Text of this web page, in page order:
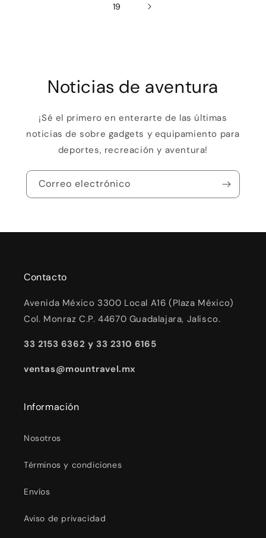
19
Noticias de aventura
¡Sé el primero en enterarte de las últimas
noticias de sobre gadgets y equipamiento para
deportes, recreación y aventura!
Correo electrónico
Contacto
Avenida México 3300 Local A16 (Plaza México)
Col. Monraz C.P. 44670 Guadalajara, Jalisco.
33 2153 6362 y 33 2310 6165
ventas@mountravel.mx
Información
Nosotros
Términos y condiciones
Envíos
Aviso de privacidad